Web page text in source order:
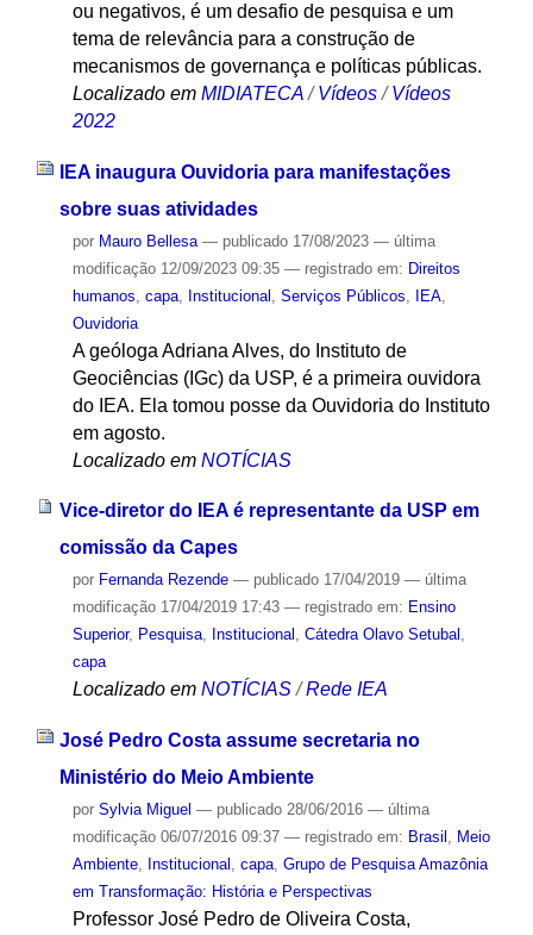
ou negativos, é um desafio de pesquisa e um
tema de relevância para a construção de
mecanismos de governança e políticas públicas.
Localizado em MIDIATECA /Vídeos /Vídeos
2022
IEA inaugura Ouvidoria para manifestações
sobre suas atividades
por Mauro Bellesa — publicado17/08/2023 — última
modificação12/09/2023 09:35 — registrado em: Direitos
humanos capa, Institucional Serviços Públicos IEA,
Ouvidoria
A geóloga Adriana Alves, do Instituto de
Geociências (IGc) da USP, é a primeira ouvidora
do IEA. Ela tomou posse da Ouvidoria do Instituto
em agosto.
Localizado em NOTÍCIAS
Vice-diretor do IEA é representante da USP em
comissão da Capes
por Fernanda Rezende — publicado17/04/2019 — última
modificação17/04/2019 17:43 — registrado em: Ensino
Superior, Pesquisa, Institucional , Cátedra Olavo Setubal ,
capa
Localizado em NOTÍCIAS /Rede IEA
José Pedro Costa assume secretaria no
Ministério do Meio Ambiente
por Sylvia Miguel — publicado28/06/2016 — última
modificação06/07/2016 09:37 — registrado em: Brasil , Meio
Ambiente, Institucional , capa, Grupo de Pesquisa Amazônia
em Transformação: História e Perspectivas
Professor José Pedro de Oliveira Costa,